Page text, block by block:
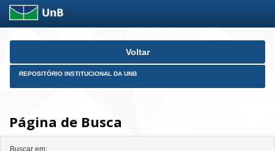
Skip
Voltar
REPOSITÓRIO INSTITUCIONAL DA UNB
Página de Busca
Buscar em: